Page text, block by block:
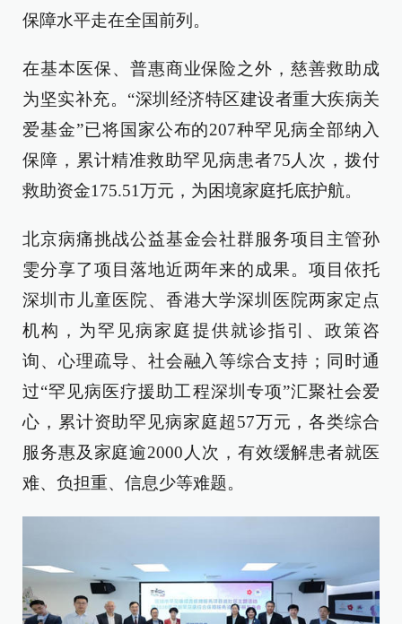
保障水平走在全国前列。
在基本医保、普惠商业保险之外，慈善救助成
为坚实补充。“深圳经济特区建设者重大疾病关
爱基金”已将国家公布的207种罕见病全部纳入
保障，累计精准救助罕见病患者75人次，拨付
救助资金175.51万元，为困境家庭托底护航。
北京病痛挑战公益基金会社群服务项目主管孙
雯分享了项目落地近两年来的成果。项目依托
深圳市儿童医院、香港大学深圳医院两家定点
机构，为罕见病家庭提供就诊指引、政策咨
询、心理疏导、社会融入等综合支持；同时通
过“罕见病医疗援助工程深圳专项”汇聚社会爱
心，累计资助罕见病家庭超57万元，各类综合
服务惠及家庭逾2000人次，有效缓解患者就医
难、负担重、信息少等难题。